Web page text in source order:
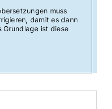
muss
damit es dann
Grundlage ist diese